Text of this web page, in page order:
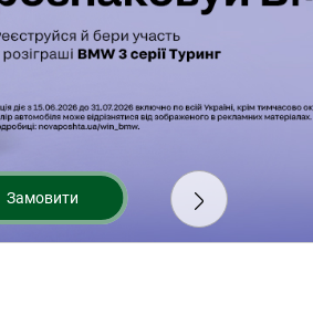
Замовити